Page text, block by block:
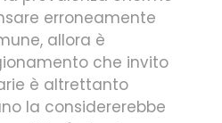
erroneamente
allora è
che invito
è altrettanto
la considererebbe